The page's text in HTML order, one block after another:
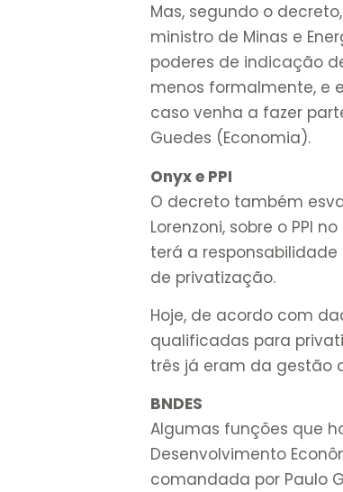
Mas, segundo o
ministro de Minas e
poderes de indicação
menos formalmente, e
caso venha a fazer
Guedes (Economia).
Onyx e PPI
O decreto também
Lorenzoni, sobre o PPI
terá a
de privatização.
Hoje, de acordo com
qualificadas para
três já eram da gestão
BNDES
Algumas funções que
Desenvolvimento
comandada por Paulo